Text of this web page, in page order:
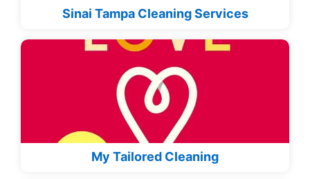
Sinai Tampa Cleaning Services
My Tailored Cleaning